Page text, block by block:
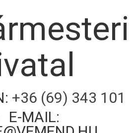
+36 (69) 343 101
E-MAIL: